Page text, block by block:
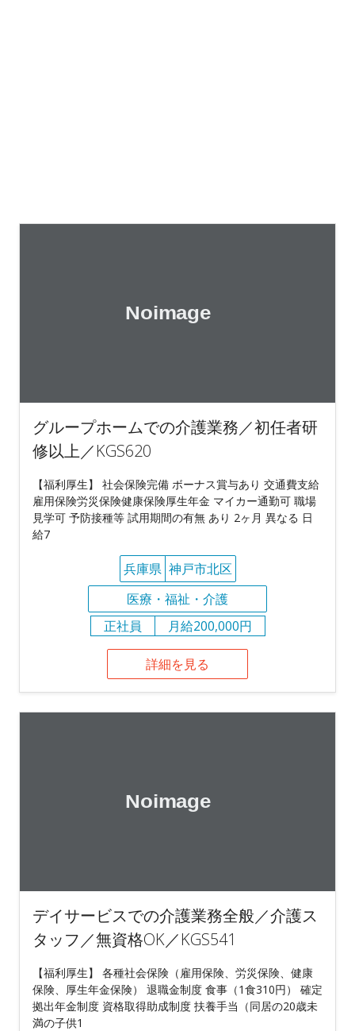
グループホームでの介護業務／初任者研
修以上／KGS620
【福利厚生】 社会保険完備 ボーナス賞与あり 交通費支給
雇用保険労災保険健康保険厚生年金 マイカー通勤可 職場
見学可 予防接種等 試用期間の有無 あり 2ヶ月 異なる 日
給7
兵庫県 神戸市北区
医療・福祉・介護
正社員
月給200,000円
詳細を見る
デイサービスでの介護業務全般／介護ス
タッフ／無資格OK／KGS541
【福利厚生】 各種社会保険（雇用保険、労災保険、健康
保険、厚生年金保険） 退職金制度 食事（1食310円） 確定
拠出年金制度 資格取得助成制度 扶養手当（同居の20歳未
満の子供1